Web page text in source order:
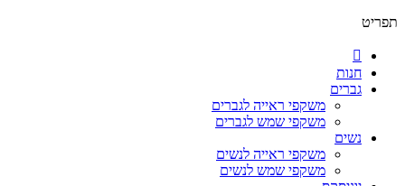
תפריט
חנות
גברים
משקפי ראייה לגברים
משקפי שמש לגברים
נשים
משקפי ראייה לנשים
משקפי שמש לנשים